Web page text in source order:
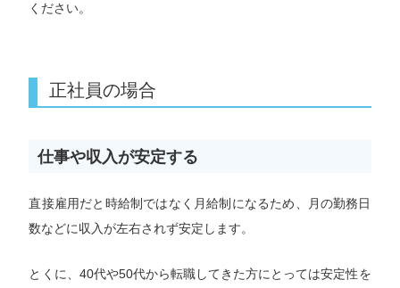
ください。
正社員の場合
仕事や収入が安定する
直接雇用だと時給制ではなく月給制になるため、月の勤務日
数などに収入が左右されず安定します。
とくに、40代や50代から転職してきた方にとっては安定性を